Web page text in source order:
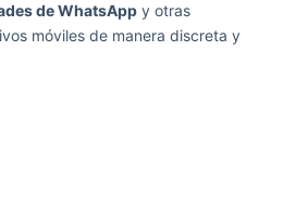
de WhatsApp y otras
móviles de manera discreta y